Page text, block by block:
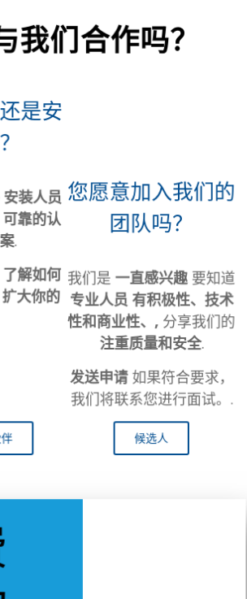
我们合作吗？
是安
安装人员
可靠的认
.
了解如何
扩大你的
您愿意加入我们的
团队吗？
我们是 一直感兴趣 要知道
专业人员 有积极性、技术
性和商业性、, 分享我们的
注重质量和安全.
发送申请如果符合要求，
我们将联系您进行面试。.
候选人